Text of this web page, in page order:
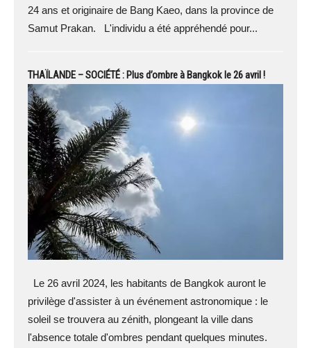
24 ans et originaire de Bang Kaeo, dans la province de
Samut Prakan. L'individu a été appréhendé pour...
THAÏLANDE – SOCIÉTÉ : Plus d’ombre à Bangkok le 26 avril !
Le 26 avril 2024, les habitants de Bangkok auront le
privilège d'assister à un événement astronomique : le
soleil se trouvera au zénith, plongeant la ville dans
l'absence totale d'ombres pendant quelques minutes.